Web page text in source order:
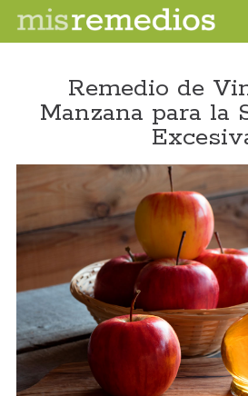
Remedio de
Manzana para la